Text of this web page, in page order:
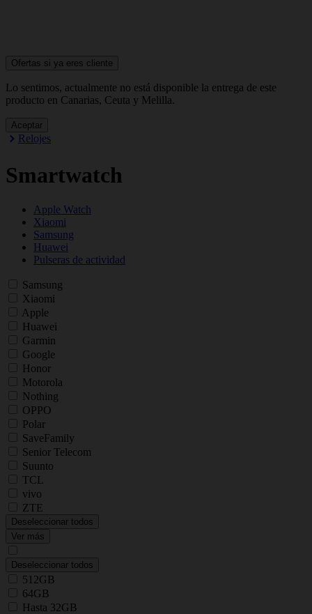
Ofertas si ya eres cliente
Lo sentimos, actualmente no está disponible la entrega de este
producto en Canarias, Ceuta y Melilla.
Aceptar
Relojes
Smartwatch
Apple Watch
Xiaomi
Samsung
Huawei
Pulseras de actividad
Samsung
Xiaomi
Apple
Huawei
Garmin
Google
Honor
Motorola
Nothing
OPPO
Polar
SaveFamily
Senior Telecom
Suunto
TCL
vivo
ZTE
Deseleccionar todos
Ver más
Deseleccionar todos
512GB
64GB
Hasta 32GB